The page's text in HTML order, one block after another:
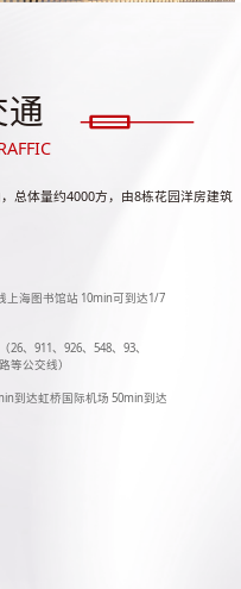
总体量约4000方，由8栋花园洋房建筑
上海图书馆站 10min可到达1/7
、911、926、548、93、
等公交线）
到达虹桥国际机场 50min到达